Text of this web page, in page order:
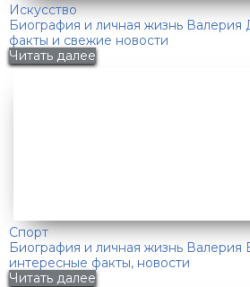
Искусство
Биография и личная жизнь Валерия
факты и свежие новости
Читать далее
Спорт
Биография и личная жизнь Валерия
интересные факты, новости
Читать далее